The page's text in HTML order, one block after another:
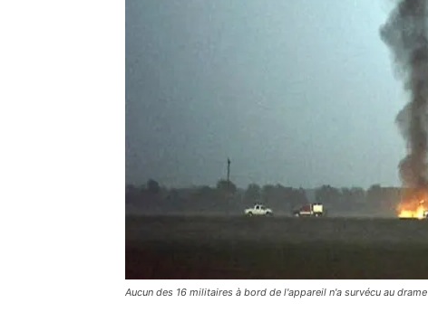
Aucun des 16 militaires à bord de l'appareil n'a survécu au drame